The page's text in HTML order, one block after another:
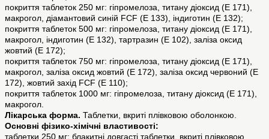
покриття таблеток 250 мг: гіпромелоза, титану діоксид (Е 171),
макрогол, діамантовий синій FCF (E 133), індиготин (Е 132);
покриття таблеток 500 мг: гіпромелоза, титану діоксид (Е 171),
макрогол, індиготин (Е 132), тaртразин (Е 102), заліза оксид
жовтий (Е 172);
покриття таблеток 750 мг: гіпромелоза, титану діоксид (Е 171),
макрогол, заліза оксид жовтий (Е 172), заліза оксид червоний (Е
172), жовтий захід FCF (Е 110);
покриття таблеток 1000 мг: гіпромелоза, титану діоксид (Е 171),
макрогол.
Лікарська форма. Таблетки, вкриті плівковою оболонкою.
Основні фізико-хімічні властивості:
таблетки 250 мг: блакитні довгасті таблетки, вкриті плівковою